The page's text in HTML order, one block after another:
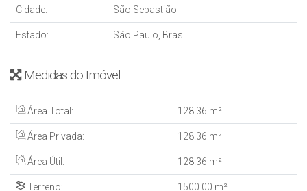
Cidade: São Sebastião
Estado: São Paulo, Brasil
Medidas do Imóvel
Área Total: 128.36 m²
Área Privada: 128.36 m²
Área Útil: 128.36 m²
Terreno: 1500.00 m²